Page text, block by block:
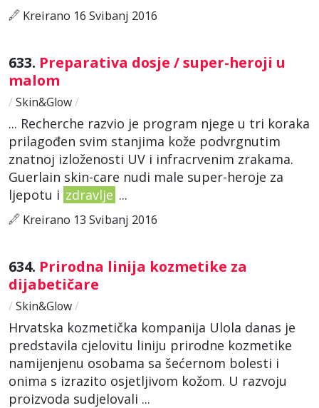
Kreirano 16 Svibanj 2016
633. Preparativa dosje / super-heroji u
malom
/ Skin&Glow/
... Recherche razvio je program njege u tri koraka
prilagođen svim stanjima kože podvrgnutim
znatnoj izloženosti UV i infracrvenim zrakama.
Guerlain skin-care nudi male super-heroje za
ljepotu i zdravlje ...
Kreirano 13 Svibanj 2016
634. Prirodna linija kozmetike za
dijabetičare
/ Skin&Glow/
Hrvatska kozmetička kompanija Ulola danas je
predstavila cjelovitu liniju prirodne kozmetike
namijenjenu osobama sa šećernom bolesti i
onima s izrazito osjetljivom kožom. U razvoju
proizvoda sudjelovali ...